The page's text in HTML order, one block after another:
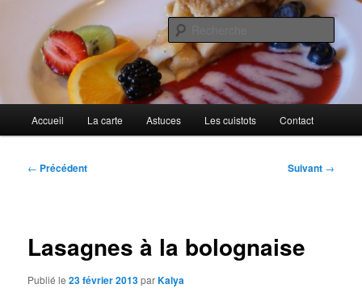
contenu
principalAu petit gargouillis
Cuisines d'internautes.
principal
Accueil La carte Astuces Les cuistots Contact
Navigation
← Précédent Suivant →
Lasagnes à la bolognaise
Publié le23 février 2013parKalya